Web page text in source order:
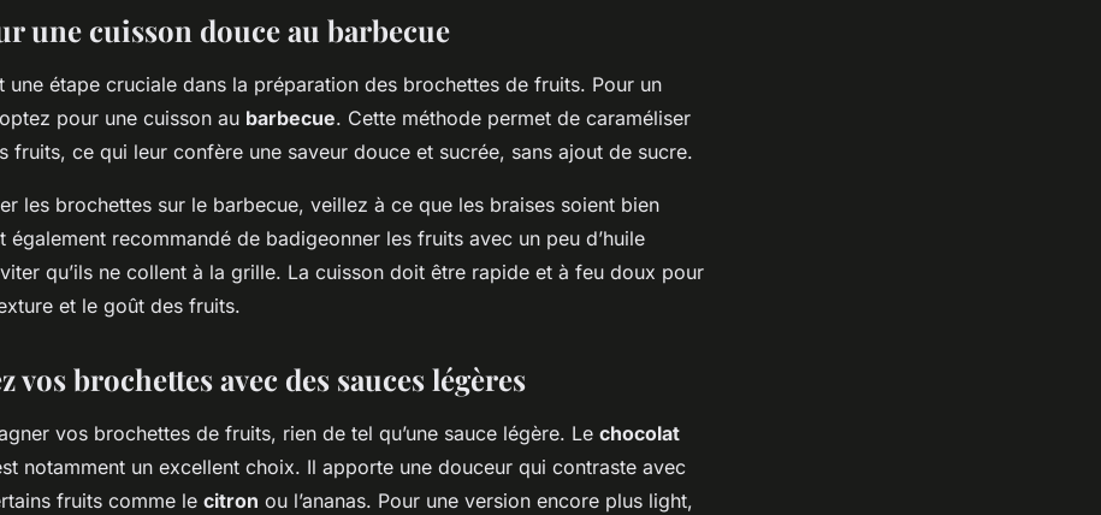
une cuisson douce au barbecue
une étape cruciale dans la préparation des brochettes de fruits. Pour un
pour une cuisson au barbecue. Cette méthode permet de caraméliser
fruits, ce qui leur confère une saveur douce et sucrée, sans ajout de sucre.
les brochettes sur le barbecue, veillez à ce que les braises soient bien
également recommandé de badigeonner les fruits avec un peu d’huile
qu’ils ne collent à la grille. La cuisson doit être rapide et à feu doux pour
et le goût des fruits.
vos brochettes avec des sauces légères
vos brochettes de fruits, rien de tel qu’une sauce légère. Le chocolat
notamment un excellent choix. Il apporte une douceur qui contraste avec
fruits comme le citron ou l’ananas. Pour une version encore plus light,